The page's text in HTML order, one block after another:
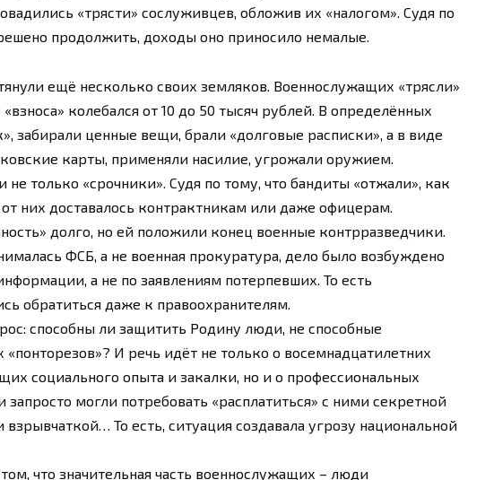
«трясти» сослуживцев, обложив их «налогом». Судя по
продолжить, доходы оно приносило немалые.
ещё несколько своих земляков. Военнослужащих «трясли»
колебался от 10 до 50 тысяч рублей. В определённых
забирали ценные вещи, брали «долговые расписки», а в виде
карты, применяли насилие, угрожали оружием.
не только «срочники». Судя по тому, что бандиты «отжали», как
них доставалось контрактникам или даже офицерам.
долго, но ей положили конец военные контрразведчики.
ФСБ, а не военная прокуратура, дело было возбуждено
а не по заявлениям потерпевших. То есть
обратиться даже к правоохранителям.
способны ли защитить Родину люди, не способные
И речь идёт не только о восемнадцатилетних
социального опыта и закалки, но и о профессиональных
могли потребовать «расплатиться» с ними секретной
То есть, ситуация создавала угрозу национальной
что значительная часть военнослужащих – люди